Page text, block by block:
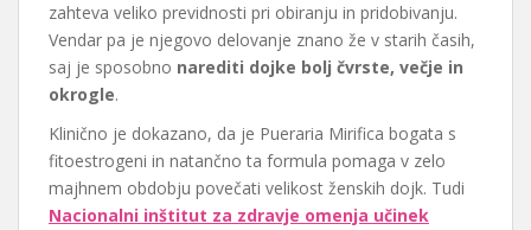
zahteva veliko previdnosti pri obiranju in pridobivanju.
Vendar pa je njegovo delovanje znano že v starih časih,
saj je sposobno narediti dojke bolj čvrste, večje in
okrogle.
Klinično je dokazano, da je Pueraria Mirifica bogata s
fitoestrogeni in natančno ta formula pomaga v zelo
majhnem obdobju povečati velikost ženskih dojk. Tudi
Nacionalni inštitut za zdravje omenja učinek